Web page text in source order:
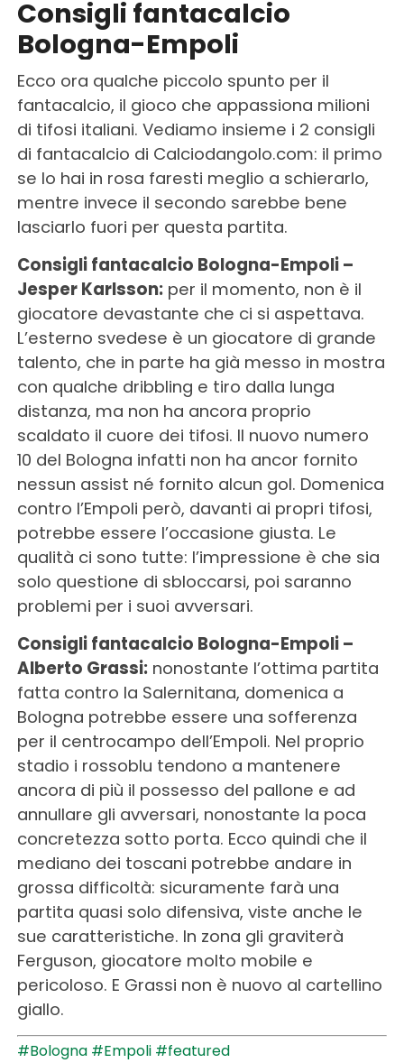
Consigli fantacalcio
Bologna-Empoli
Ecco ora qualche piccolo spunto per il
fantacalcio, il gioco che appassiona milioni
di tifosi italiani. Vediamo insieme i 2 consigli
di fantacalcio di Calciodangolo.com: il primo
se lo hai in rosa faresti meglio a schierarlo,
mentre invece il secondo sarebbe bene
lasciarlo fuori per questa partita.
Consigli fantacalcio Bologna-Empoli –
Jesper Karlsson:per il momento, non è il
giocatore devastante che ci si aspettava.
L’esterno svedese è un giocatore di grande
talento, che in parte ha già messo in mostra
con qualche dribbling e tiro dalla lunga
distanza, ma non ha ancora proprio
scaldato il cuore dei tifosi. Il nuovo numero
10 del Bologna infatti non ha ancor fornito
nessun assist né fornito alcun gol. Domenica
contro l’Empoli però, davanti ai propri tifosi,
potrebbe essere l’occasione giusta. Le
qualità ci sono tutte: l’impressione è che sia
solo questione di sbloccarsi, poi saranno
problemi per i suoi avversari.
Consigli fantacalcio Bologna-Empoli –
Alberto Grassi:nonostante l’ottima partita
fatta contro la Salernitana, domenica a
Bologna potrebbe essere una sofferenza
per il centrocampo dell’Empoli. Nel proprio
stadio i rossoblu tendono a mantenere
ancora di più il possesso del pallone e ad
annullare gli avversari, nonostante la poca
concretezza sotto porta. Ecco quindi che il
mediano dei toscani potrebbe andare in
grossa difficoltà: sicuramente farà una
partita quasi solo difensiva, viste anche le
sue caratteristiche. In zona gli graviterà
Ferguson, giocatore molto mobile e
pericoloso. E Grassi non è nuovo al cartellino
giallo.
#Bologna #Empoli #featured